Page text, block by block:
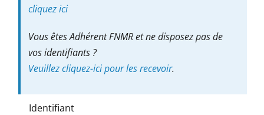
cliquez ici
Vous êtes Adhérent FNMR et ne disposez pas de
vos identifiants ?
Veuillez cliquez-ici pour les recevoir.
Identifiant